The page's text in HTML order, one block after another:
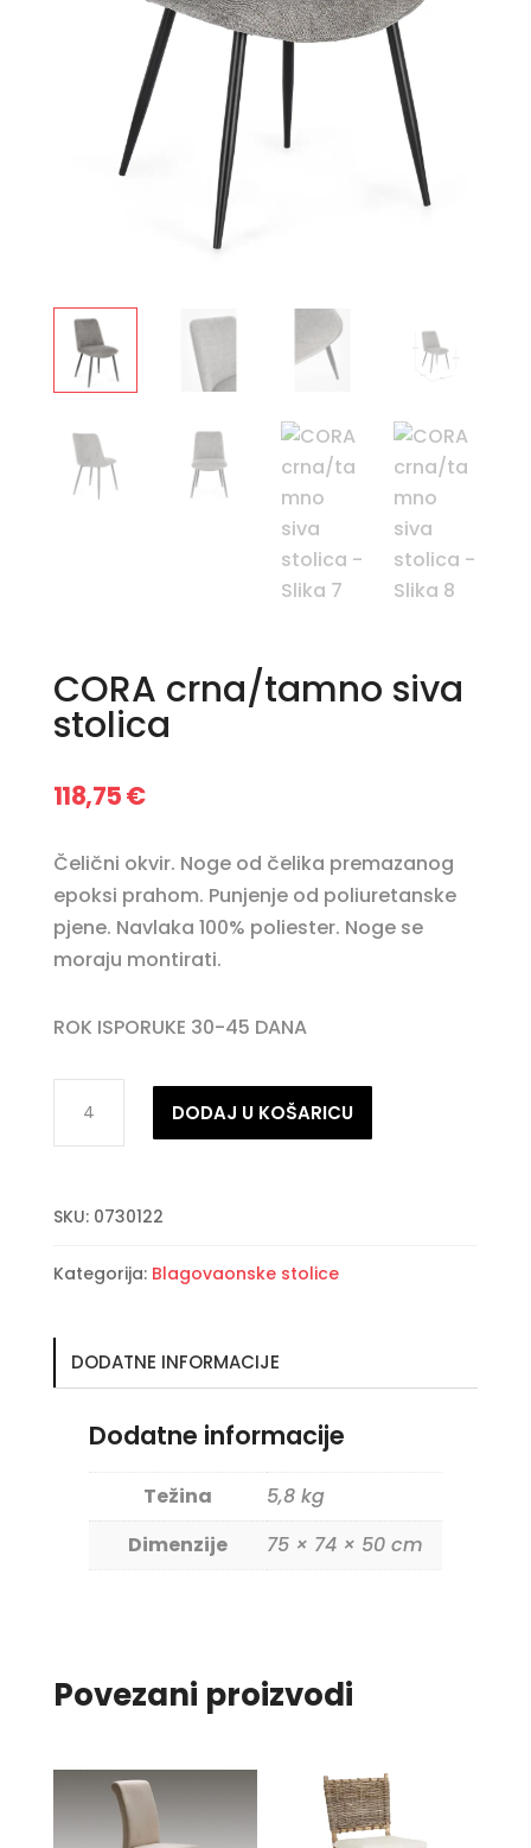
CORA crna/tamno siva
stolica
118,75€
Čelični okvir. Noge od čelika premazanog
epoksi prahom. Punjenje od poliuretanske
pjene. Navlaka 100% poliester. Noge se
moraju montirati.
ROK ISPORUKE 30-45 DANA
crna/tamno
količina
DODAJ U KOŠARICU
SKU: 0730122
Kategorija: Blagovaonske stolice
DODATNE INFORMACIJE
Dodatne informacije
Težina
5,8 kg
Dimenzije
75 × 74 × 50 cm
Povezani proizvodi